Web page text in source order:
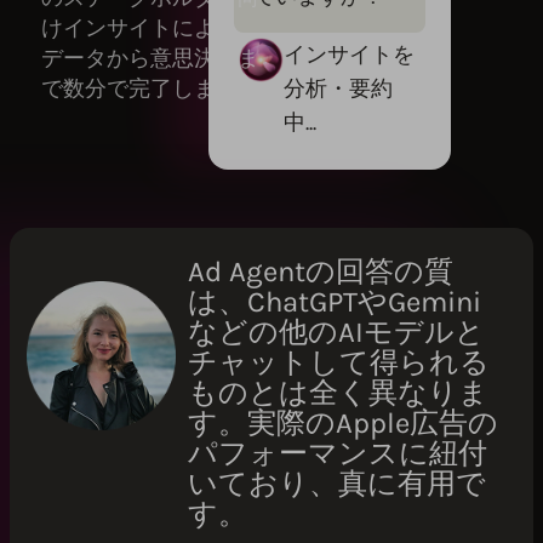
けインサイトにより、
データから意思決定ま
で数分で完了します。
インサイトを
分析・要約
中...
Ad Agentの回答の質
は、ChatGPTやGemini
などの他のAIモデルと
チャットして得られる
ものとは全く異なりま
す。実際のApple広告の
パフォーマンスに紐付
いており、真に有用で
す。